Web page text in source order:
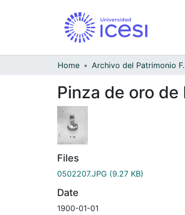
Home Archivo del
Pinza de oro
Files
0502207.JPG (9.27 KB)
Date
1900-01-01